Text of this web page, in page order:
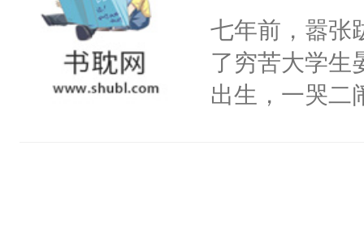
塞。陆以朝痛
以朝啊，我来
距，抓着乱
至在他发热
变，李砚寒总
戏？”却又默
浑身是血将他
七年前，嚣张
了穷苦大学生
出生，一哭二